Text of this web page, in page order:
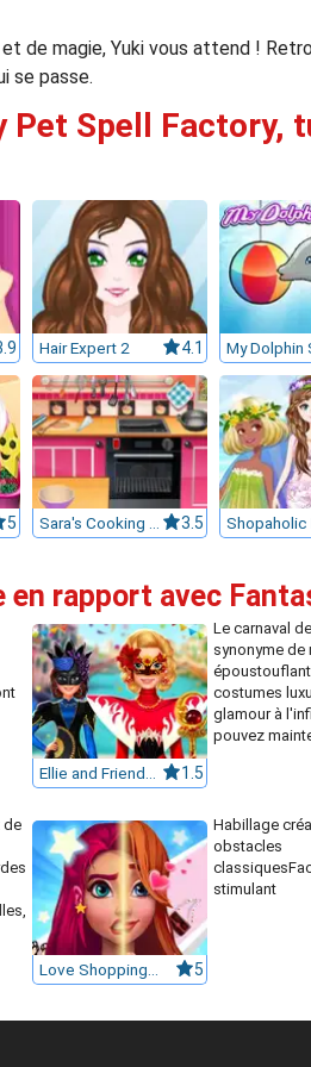
de magie, Yuki vous attend !
se passe.
Pet Spell Factory,
Hair Expert 2 4.1
5 Sara's Cooking Class : Chocolate Cupcakes 3.5
en rapport avec
1.5
Le carnaval
synonyme de
costumes
glamour à
pouvez
de
5
Habillage
obstacles
stimulant